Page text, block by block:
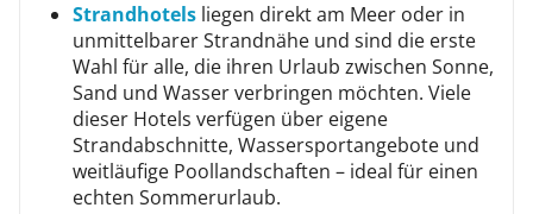
Strandhotels liegen direkt am Meer oder in
unmittelbarer Strandnähe und sind die erste
Wahl für alle, die ihren Urlaub zwischen Sonne,
Sand und Wasser verbringen möchten. Viele
dieser Hotels verfügen über eigene
Strandabschnitte, Wassersportangebote und
weitläufige Poollandschaften – ideal für einen
echten Sommerurlaub.